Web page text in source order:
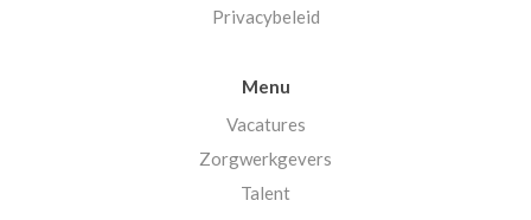
Privacybeleid
Menu
Vacatures
Zorgwerkgevers
Talent